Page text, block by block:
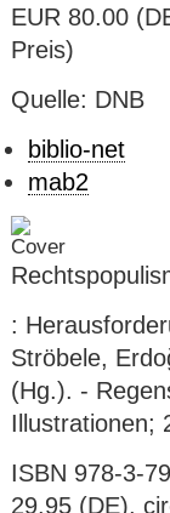
EUR 80.00
Preis)
Quelle: DNB
biblio-net
mab2
:
Ströbele,
(Hg.). -
Illustrationen;
ISBN 978-3-
29.95 (DE),